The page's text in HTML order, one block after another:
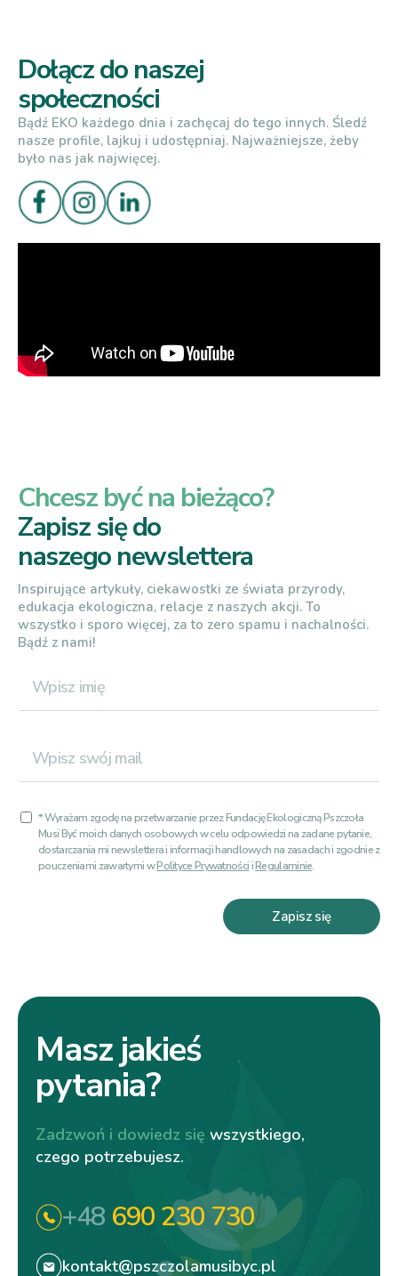
Dołącz do naszej
społeczności
Bądź EKO każdego dnia i zachęcaj do tego innych. Śledź
nasze profile, lajkuj i udostępniaj. Najważniejsze, żeby
było nas jak najwięcej.
Chcesz być na bieżąco?
Zapisz się do
naszego newslettera
Inspirujące artykuły, ciekawostki ze świata przyrody,
edukacja ekologiczna, relacje z naszych akcji. To
wszystko i sporo więcej, za to zero spamu i nachalności.
Bądź z nami!
* Wyrażam zgodę na przetwarzanie przez Fundację Ekologiczną Pszczoła
Musi Być moich danych osobowych w celu odpowiedzi na zadane pytanie,
dostarczania mi newslettera i informacji handlowych na zasadach i zgodnie z
pouczeniami zawartymi wPolityce PrywatnościiRegulaminie.
Zapisz się
Masz jakieś
pytania?
Zadzwoń i dowiedz się wszystkiego,
czego potrzebujesz.
+48 690 230 730
kontakt@pszczolamusibyc.pl